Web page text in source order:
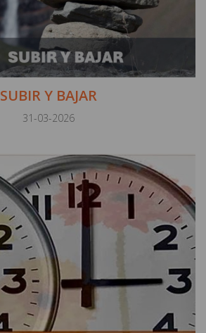
SUBIR Y BAJAR
31-03-2026